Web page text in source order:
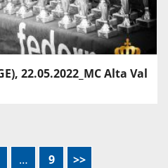
22.05.2022_MC Alta Val
… 9 >>